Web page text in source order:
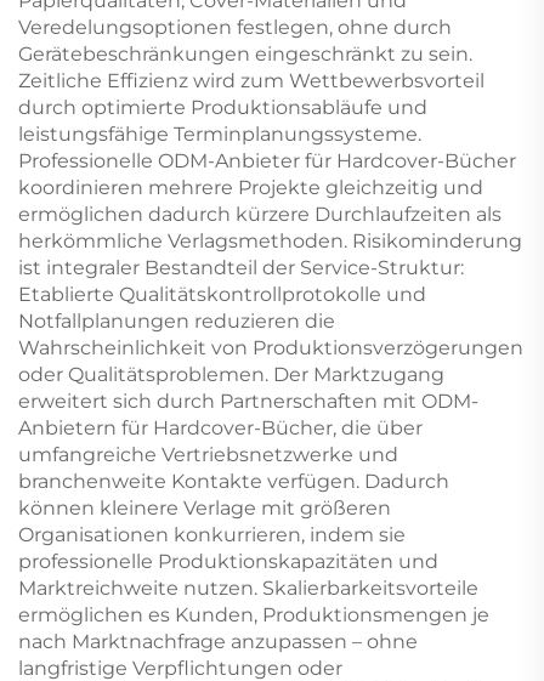
Veredelungsoptionen festlegen, ohne durch
Gerätebeschränkungen eingeschränkt zu sein.
Zeitliche Effizienz wird zum Wettbewerbsvorteil
durch optimierte Produktionsabläufe und
leistungsfähige Terminplanungssysteme.
Professionelle ODM-Anbieter für Hardcover-Bücher
koordinieren mehrere Projekte gleichzeitig und
ermöglichen dadurch kürzere Durchlaufzeiten als
herkömmliche Verlagsmethoden. Risikominderung
ist integraler Bestandteil der Service-Struktur:
Etablierte Qualitätskontrollprotokolle und
Notfallplanungen reduzieren die
Wahrscheinlichkeit von Produktionsverzögerungen
oder Qualitätsproblemen. Der Marktzugang
erweitert sich durch Partnerschaften mit ODM-
Anbietern für Hardcover-Bücher, die über
umfangreiche Vertriebsnetzwerke und
branchenweite Kontakte verfügen. Dadurch
können kleinere Verlage mit größeren
Organisationen konkurrieren, indem sie
professionelle Produktionskapazitäten und
Marktreichweite nutzen. Skalierbarkeitsvorteile
ermöglichen es Kunden, Produktionsmengen je
nach Marktnachfrage anzupassen – ohne
langfristige Verpflichtungen oder